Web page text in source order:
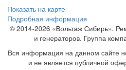
Показать на карте
Подробная информация
© 2014-2026 «Вольтаж Сибирь».
и генераторов. Группа
Вся информация на данном сайте
и не является публичной